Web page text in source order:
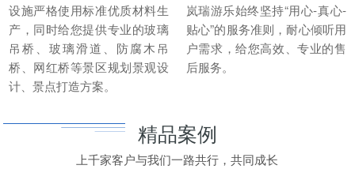
设施严格使用标准优质材料生
产，同时给您提供专业的玻璃
吊桥、玻璃滑道、防腐木吊
桥、网红桥等景区规划景观设
计、景点打造方案。
岚瑞游乐始终坚持“用心-真心-
贴心”的服务准则，耐心倾听用
户需求，给您高效、专业的售
后服务。
精品案例
上千家客户与我们一路共行，共同成长